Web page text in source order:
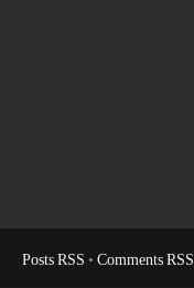
Posts RSS • Comments RSS